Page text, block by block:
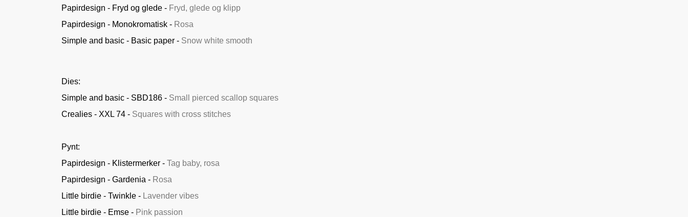
Papirdesign - Fryd og glede - Fryd, glede og klipp
Papirdesign - Monokromatisk - Rosa
Simple and basic - Basic paper - Snow white smooth
Dies:
Simple and basic - SBD186 - Small pierced scallop squares
Crealies - XXL 74 - Squares with cross stitches
Pynt:
Papirdesign - Klistermerker - Tag baby, rosa
Papirdesign - Gardenia - Rosa
Little birdie - Twinkle - Lavender vibes
Little birdie - Emse - Pink passion